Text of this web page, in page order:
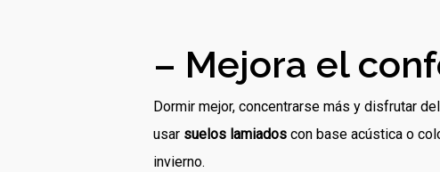
– Mejora el
Dormir mejor, concentrarse más y disfrutar
usar suelos lamiados con base acústica o
invierno.